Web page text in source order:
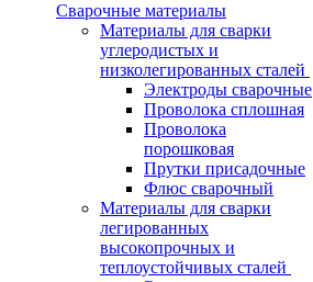
Сварочные материалы
Материалы для сварки
углеродистых и
низколегированных сталей
Электроды сварочные
Проволока сплошная
Проволока
порошковая
Прутки присадочные
Флюс сварочный
Материалы для сварки
легированных
высокопрочных и
теплоустойчивых сталей